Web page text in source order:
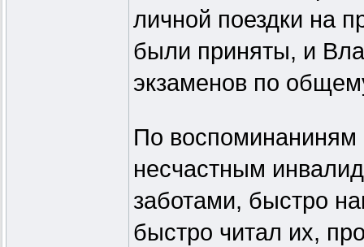
личной поездки на
были приняты, и
экзаменов по
По воспоминаниням
несчастным
заботами, быстро
быстро читал их,